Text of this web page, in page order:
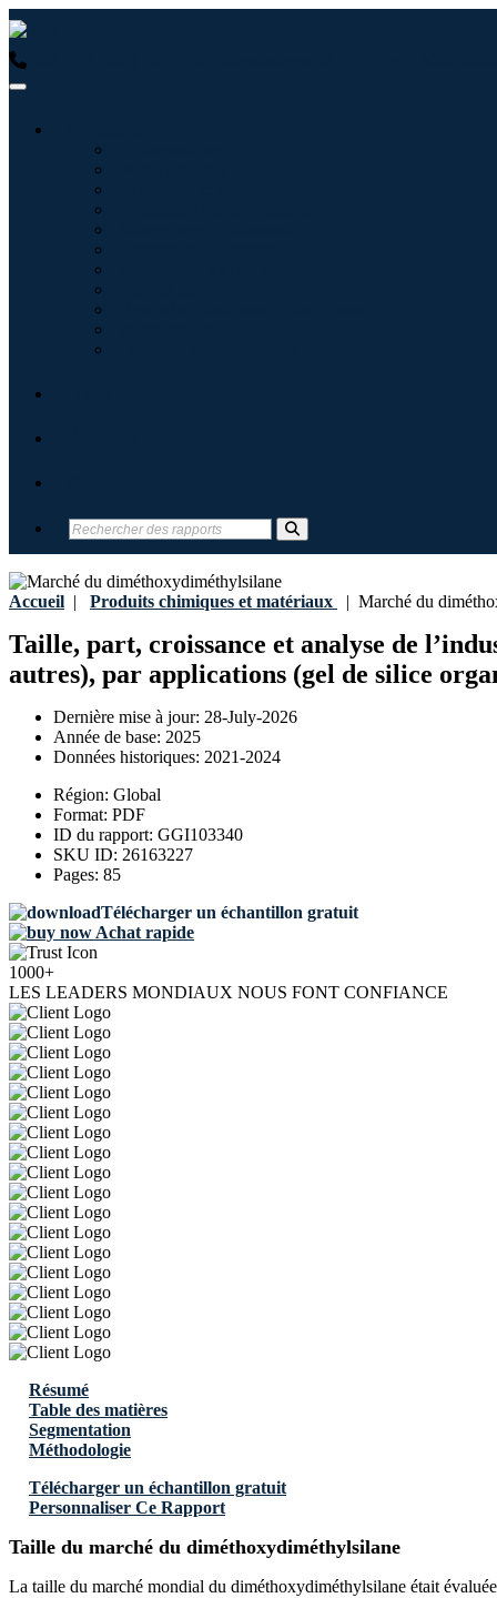
Accueil | Produits chimiques et matériaux | Marché du
Taille, part, croissance et analyse de
autres), par applications (gel de silice
Dernière mise à jour: 28-July-2026
Année de base: 2025
Données historiques: 2021-2024
Région: Global
Format: PDF
ID du rapport: GGI103340
SKU ID: 26163227
Pages: 85
Télécharger un échantillon gratuit
Achat rapide
1000+
LES LEADERS MONDIAUX NOUS FONT CONFIANCE
Résumé
Table des matières
Segmentation
Méthodologie
Télécharger un échantillon gratuit
Personnaliser Ce Rapport
Taille du marché du diméthoxydiméthylsilane
La taille du marché mondial du diméthoxydiméthylsilane était